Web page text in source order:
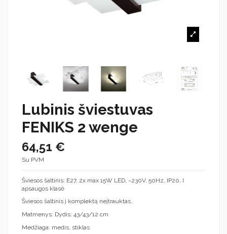
Lubinis šviestuvas
FENIKS 2 wenge
64,51 €
Su PVM
Šviesos šaltinis: E27, 2x max 15W LED, ~230V, 50Hz, IP20, I
apsaugos klasė
Šviesos šaltinis į komplektą neįtrauktas.
Matmenys: Dydis: 43/43/12 cm
Medžiaga: medis, stiklas